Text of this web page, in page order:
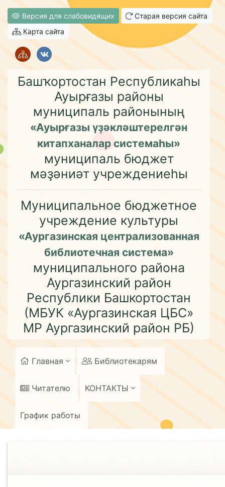
Версия для слабовидящих
Старая версия сайта
Карта сайта
Башҡортостан Республикаһы
Ауырғазы районы
муниципаль районының
«Ауырғазы үҙәкләштерелгән
китапханалар системаһы»
муниципаль бюджет
мәҙәниәт учреждениеһы
Муниципальное бюджетное
учреждение культуры
«Аургазинская централизованная
библиотечная система»
муниципального района
Аургазинский район
Республики Башкортостан
(МБУК «Аургазинская ЦБС»
МР Аургазинский район РБ)
Главная Библиотекарям
Читателю КОНТАКТЫ
График работы